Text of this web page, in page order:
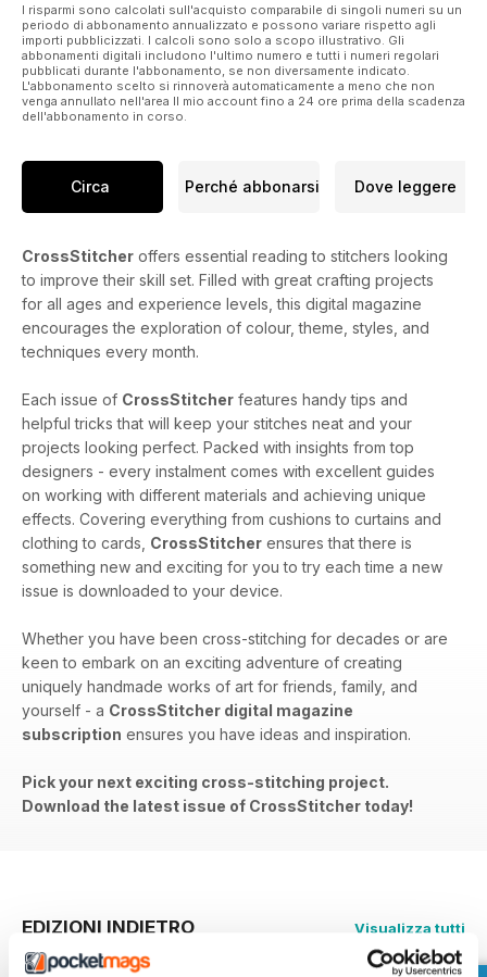
I risparmi sono calcolati sull'acquisto comparabile di singoli numeri su un
periodo di abbonamento annualizzato e possono variare rispetto agli
importi pubblicizzati. I calcoli sono solo a scopo illustrativo. Gli
abbonamenti digitali includono l'ultimo numero e tutti i numeri regolari
pubblicati durante l'abbonamento, se non diversamente indicato.
L'abbonamento scelto si rinnoverà automaticamente a meno che non
venga annullato nell'area Il mio account fino a 24 ore prima della scadenza
dell'abbonamento in corso.
Circa Perché abbonarsi Dove leggere
CrossStitcher offers essential reading to stitchers looking
to improve their skill set. Filled with great crafting projects
for all ages and experience levels, this digital magazine
encourages the exploration of colour, theme, styles, and
techniques every month.
Each issue of CrossStitcher features handy tips and
helpful tricks that will keep your stitches neat and your
projects looking perfect. Packed with insights from top
designers - every instalment comes with excellent guides
on working with different materials and achieving unique
effects. Covering everything from cushions to curtains and
clothing to cards, CrossStitcher ensures that there is
something new and exciting for you to try each time a new
issue is downloaded to your device.
Whether you have been cross-stitching for decades or are
keen to embark on an exciting adventure of creating
uniquely handmade works of art for friends, family, and
yourself - a CrossStitcher digital magazine
subscription ensures you have ideas and inspiration.
Pick your next exciting cross-stitching project.
Download the latest issue of CrossStitcher today!
EDIZIONI INDIETRO Visualizza tutti